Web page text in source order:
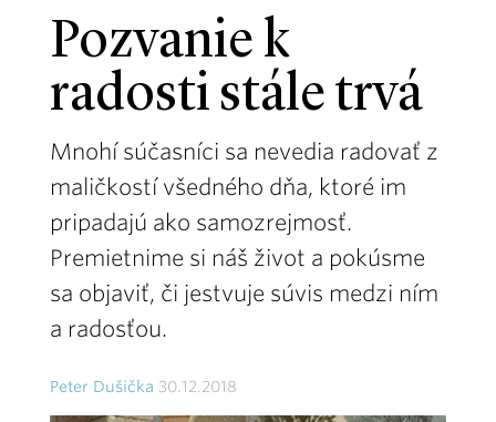
Pozvanie k
radosti stále trvá
Mnohí súčasníci sa nevedia radovať z
maličkostí všedného dňa, ktoré im
pripadajú ako samozrejmosť.
Premietnime si náš život a pokúsme
sa objaviť, či jestvuje súvis medzi ním
a radosťou.
Peter Dušička 30.12.2018